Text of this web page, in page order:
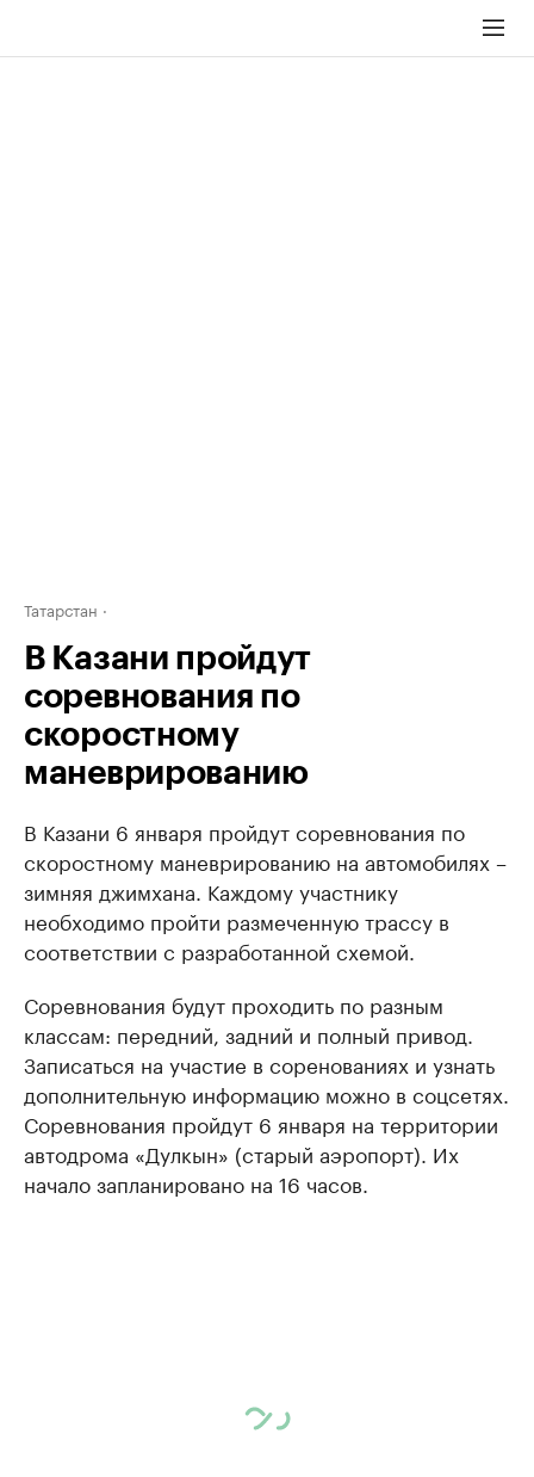
Татарстан
В Казани пройдут
соревнования по
скоростному
маневрированию
В Казани 6 января пройдут соревнования по
скоростному маневрированию на автомобилях –
зимняя джимхана. Каждому участнику
необходимо пройти размеченную трассу в
соответствии с разработанной схемой.
Соревнования будут проходить по разным
классам: передний, задний и полный привод.
Записаться на участие в соренованиях и узнать
дополнительную информацию можно в соцсетях.
Соревнования пройдут 6 января на территории
автодрома «Дулкын» (старый аэропорт). Их
начало запланировано на 16 часов.